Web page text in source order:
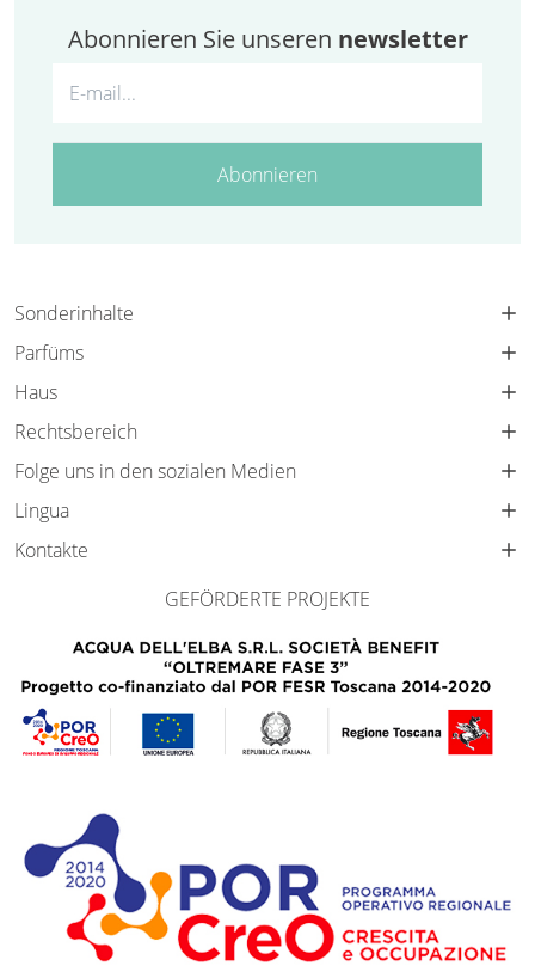
Abonnieren Sie unseren newsletter
Abonnieren
Sonderinhalte
Parfüms
Haus
Rechtsbereich
Folge uns in den sozialen Medien
Lingua
Kontakte
GEFÖRDERTE PROJEKTE